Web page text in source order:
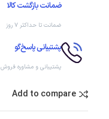
ضمانت بازگشت کالا
ضمانت تا حداکثر ۷ روز
پشتیبانی پاسخ‌گو
پشتیبانی و مشاوره فروش
Add to compare